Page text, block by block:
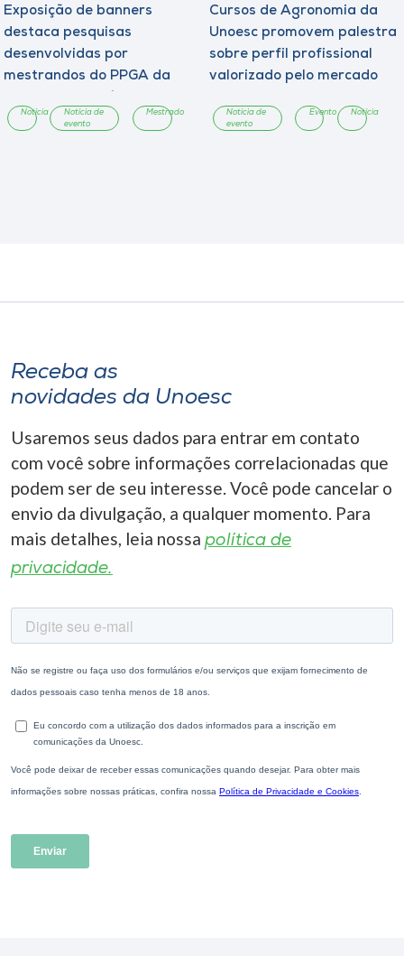
Exposição de banners
destaca pesquisas
desenvolvidas por
mestrandos do PPGA da
Notícia
Notícia de
evento
Mestrado
Cursos de Agronomia da
Unoesc promovem palestra
sobre perfil profissional
valorizado pelo mercado
Notícia de
evento
Evento Notícia
Receba as
novidades da Unoesc
Usaremos seus dados para entrar em contato
com você sobre informações correlacionadas que
podem ser de seu interesse. Você pode cancelar o
envio da divulgação, a qualquer momento. Para
mais detalhes, leia nossa política de
privacidade.